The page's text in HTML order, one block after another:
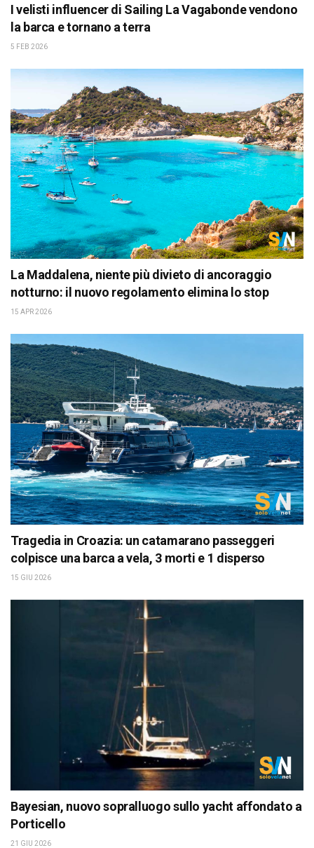
I velisti influencer di Sailing La Vagabonde vendono
la barca e tornano a terra
5 FEB 2026
La Maddalena, niente più divieto di ancoraggio
notturno: il nuovo regolamento elimina lo stop
15 APR 2026
Tragedia in Croazia: un catamarano passeggeri
colpisce una barca a vela, 3 morti e 1 disperso
15 GIU 2026
Bayesian, nuovo sopralluogo sullo yacht affondato a
Porticello
21 GIU 2026